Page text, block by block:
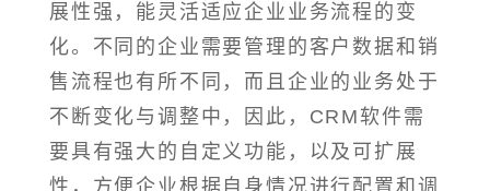
展性强，能灵活适应企业业务流程的变
化。不同的企业需要管理的客户数据和销
售流程也有所不同，而且企业的业务处于
不断变化与调整中，因此，CRM软件需
要具有强大的自定义功能，以及可扩展